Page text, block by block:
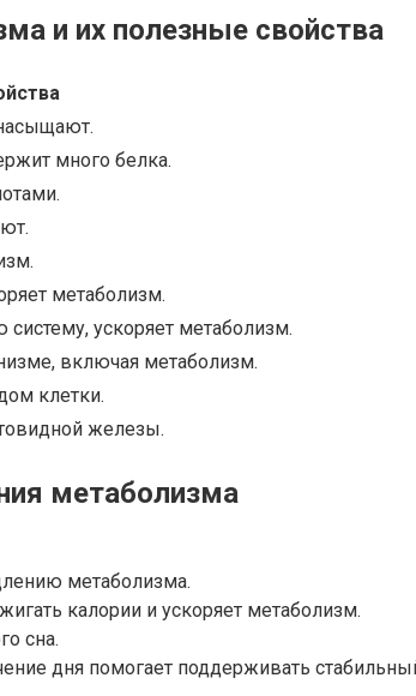
и их полезные свойства
много белка.
метаболизм.
ускоряет метаболизм.
включая метаболизм.
клетки.
железы.
метаболизма
метаболизма.
калории и ускоряет метаболизм.
сна.
дня помогает поддерживать